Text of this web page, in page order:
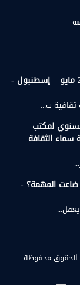
زيارة علمية إلى جامعة مرمرة وجامعة إسطنبول 29 مايو – إسطنبول -
ت...
لمكتب
الثقافة
ضاعت المهمة؟ -